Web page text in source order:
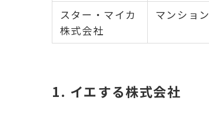
スター・マイカ
株式会社
マンション
1. イエする株式会社